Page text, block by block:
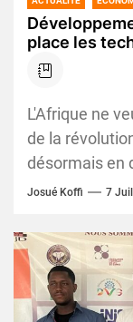
place les
des
L'Afrique ne
de la
désormais en
message
Josué Koffi 7